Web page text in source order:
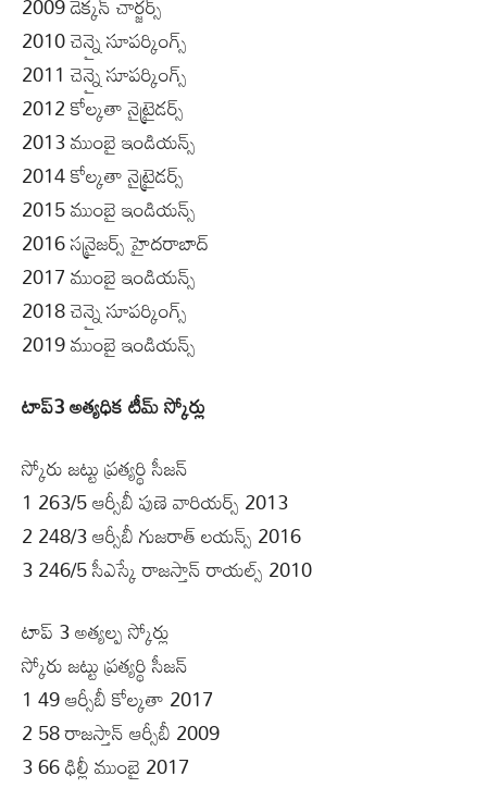
2010 చెన్నై సూపర్కింగ్స్
2011 చెన్నై సూపర్కింగ్స్
2012 కోల్కతా నైట్రైడర్స్
2013 ముంబై ఇండియన్స్
2014 కోల్కతా నైట్రైడర్స్
2015 ముంబై ఇండియన్స్
2016 సన్రైజర్స్ హైదరాబాద్
2017 ముంబై ఇండియన్స్
2018 చెన్నై సూపర్కింగ్స్
2019 ముంబై ఇండియన్స్
టాప్‌3 అత్యధిక టీమ్‌ స్కోర్లు
స్కోరు జట్టు ప్రత్యర్థి సీజన్
1 263/5 ఆర్సీబీ పుణె వారియర్స్ 2013
2 248/3 ఆర్సీబీ గుజరాత్ లయన్స్ 2016
3 246/5 సీఎస్కే రాజస్తాన్ రాయల్స్ 2010
టాప్‌ 3 అత్యల్ప స్కోర్లు
స్కోరు జట్టు ప్రత్యర్థి సీజన్
1 49 ఆర్సీబీ కోల్కతా 2017
2 58 రాజస్తాన్ ఆర్సీబీ 2009
3 66 ఢిల్లీ ముంబై 2017